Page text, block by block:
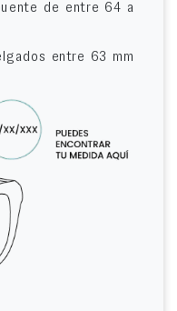
de entre 64 a
entre 63 mm